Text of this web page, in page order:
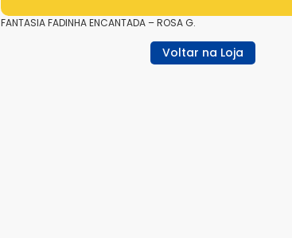
FANTASIA FADINHA ENCANTADA – ROSA G.
Voltar na Loja